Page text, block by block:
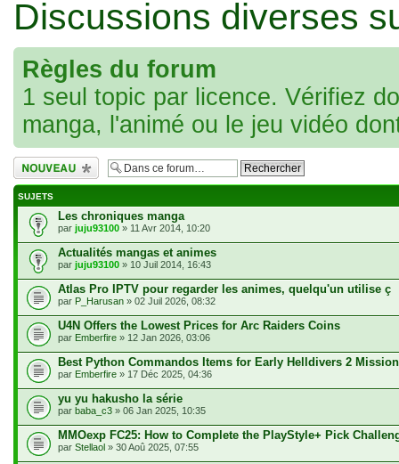
Discussions diverses
Règles du forum
1 seul topic par licence. Vérifiez
manga, l'animé ou le jeu vidéo
Écrire un nouveau
sujet
SUJETS
Les chroniques manga
par juju93100 » 11 Avr 2014, 10:20
Actualités mangas et animes
par juju93100 » 10 Juil 2014, 16:43
Atlas Pro IPTV pour regarder les animes, quelqu'un utilise ç
par P_Harusan » 02 Juil 2026, 08:32
U4N Offers the Lowest Prices for Arc Raiders Coins
par Emberfire » 12 Jan 2026, 03:06
Best Python Commandos Items for Early Helldivers 2
par Emberfire » 17 Déc 2025, 04:36
yu yu hakusho la série
par baba_c3 » 06 Jan 2025, 10:35
MMOexp FC25: How to Complete the PlayStyle+ Pick
par Stellaol » 30 Aoû 2025, 07:55